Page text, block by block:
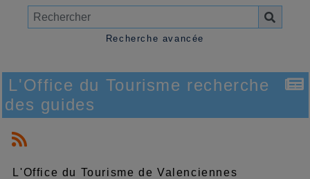
Recherche avancée
L'Office du Tourisme recherche
des guides
L'Office du Tourisme de Valenciennes